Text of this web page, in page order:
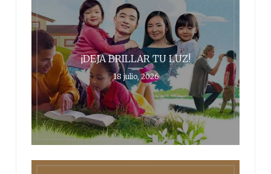
¡DEJA BRILLAR TU LUZ!
18 julio, 2026